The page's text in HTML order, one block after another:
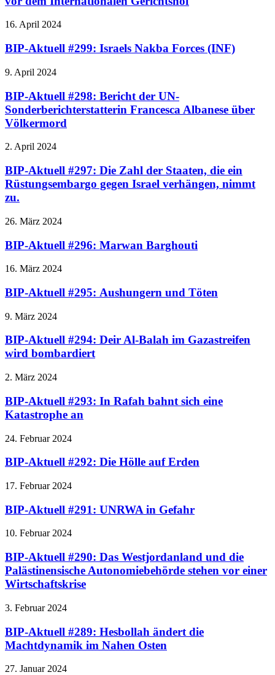
16. April 2024
BIP-Aktuell #299: Israels Nakba Forces (INF)
9. April 2024
BIP-Aktuell #298: Bericht der UN-
Sonderberichterstatterin Francesca Albanese über
Völkermord
2. April 2024
BIP-Aktuell #297: Die Zahl der Staaten, die ein
Rüstungsembargo gegen Israel verhängen, nimmt
zu.
26. März 2024
BIP-Aktuell #296: Marwan Barghouti
16. März 2024
BIP-Aktuell #295: Aushungern und Töten
9. März 2024
BIP-Aktuell #294: Deir Al-Balah im Gazastreifen
wird bombardiert
2. März 2024
BIP-Aktuell #293: In Rafah bahnt sich eine
Katastrophe an
24. Februar 2024
BIP-Aktuell #292: Die Hölle auf Erden
17. Februar 2024
BIP-Aktuell #291: UNRWA in Gefahr
10. Februar 2024
BIP-Aktuell #290: Das Westjordanland und die
Palästinensische Autonomiebehörde stehen vor einer
Wirtschaftskrise
3. Februar 2024
BIP-Aktuell #289: Hesbollah ändert die
Machtdynamik im Nahen Osten
27. Januar 2024